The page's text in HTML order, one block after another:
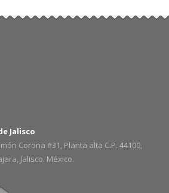
Jalisco
Corona #31, Planta alta C.P. 44100,
Jalisco. México.